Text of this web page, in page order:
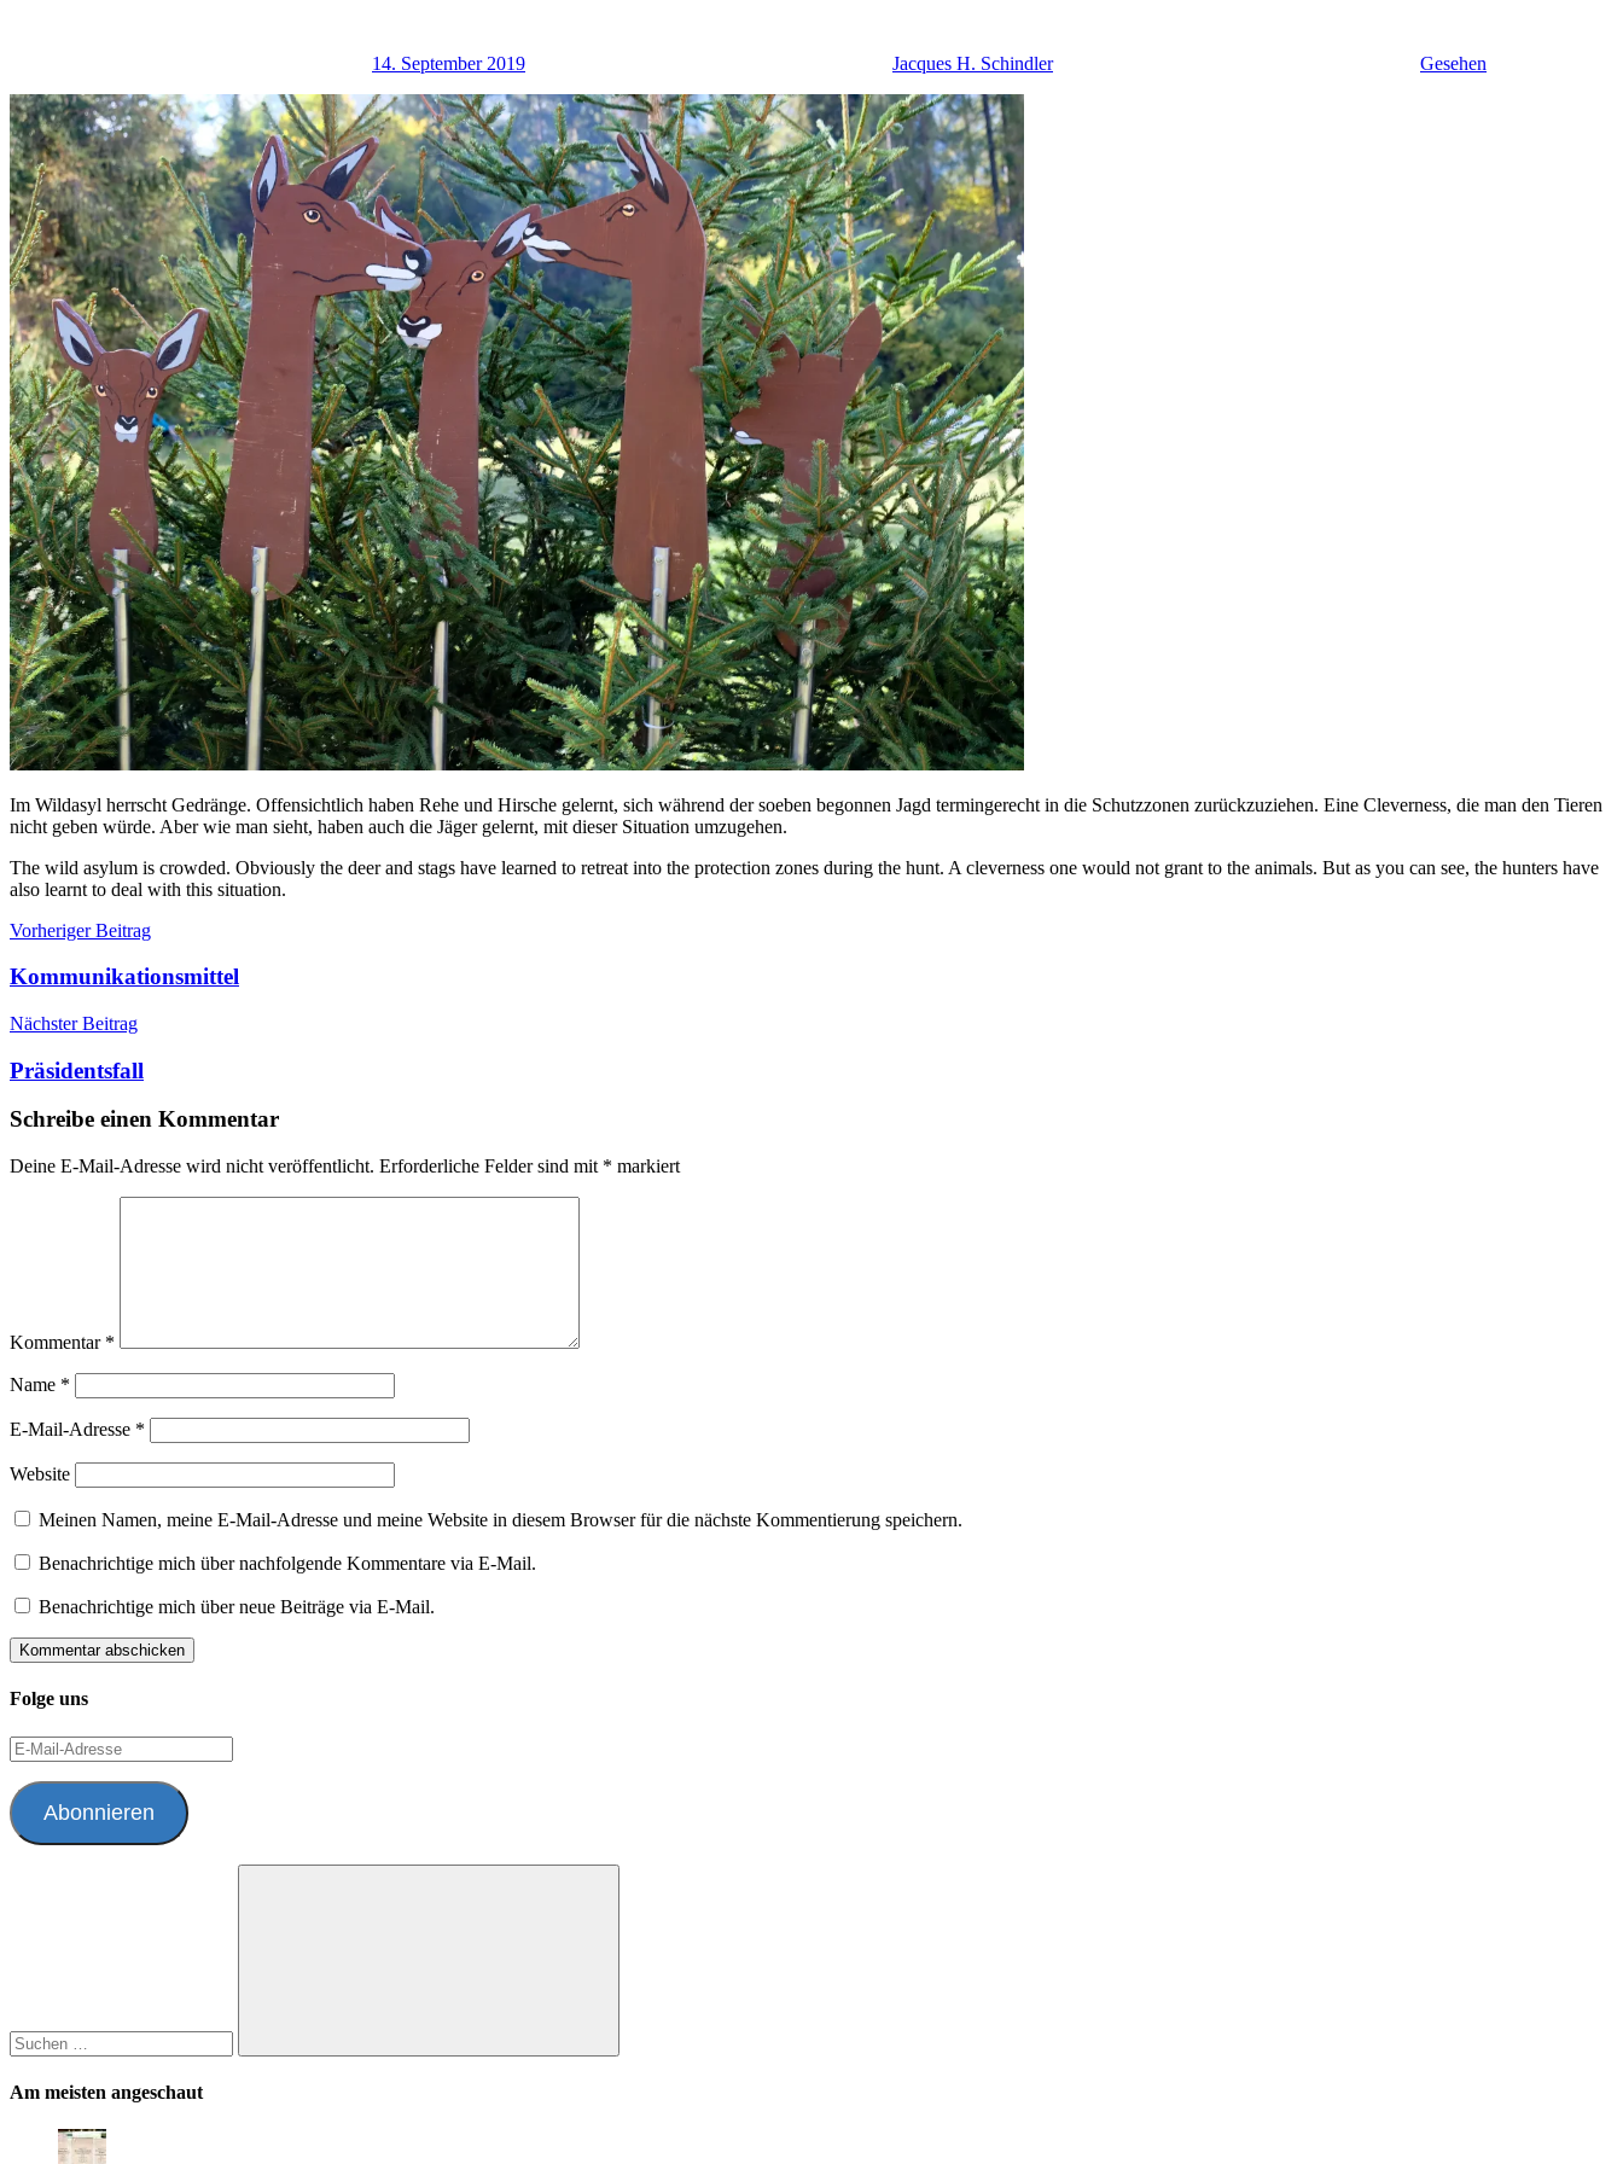
14. September 2019 Jacques H. Schindler Gesehen
Im Wildasyl herrscht Gedränge. Offensichtlich haben Rehe und Hirsche gelernt, sich während der soeben begonnen Jagd termingerecht in die Schutzzonen zurückzuziehen. Eine Cleverness, die man den Tieren
nicht geben würde. Aber wie man sieht, haben auch die Jäger gelernt, mit dieser Situation umzugehen.
The wild asylum is crowded. Obviously the deer and stags have learned to retreat into the protection zones during the hunt. A cleverness one would not grant to the animals. But as you can see, the hunters have
also learnt to deal with this situation.
Beitragsnavigation
Vorheriger Beitrag
Kommunikationsmittel
Nächster Beitrag
Präsidentsfall
Schreibe einen Kommentar
Deine E-Mail-Adresse wird nicht veröffentlicht. Erforderliche Felder sind mit * markiert
Kommentar *
Name *
E-Mail-Adresse *
Website
Meinen Namen, meine E-Mail-Adresse und meine Website in diesem Browser für die nächste Kommentierung speichern.
Benachrichtige mich über nachfolgende Kommentare via E-Mail.
Benachrichtige mich über neue Beiträge via E-Mail.
Folge uns
E-
Mail-
Adresse
Abonnieren
Suchen
Am meisten angeschaut